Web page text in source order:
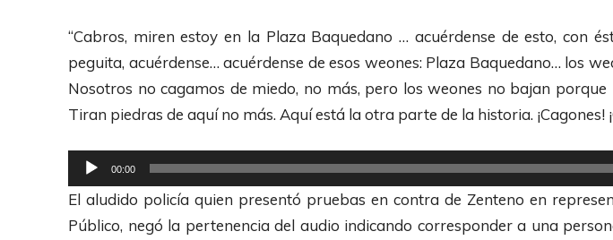
“Cabros, miren estoy en la Plaza Baquedano … acuérdense de esto, con
peguita, acuérdense… acuérdense de esos weones: Plaza Baquedano… los
Nosotros no cagamos de miedo, no más, pero los weones no bajan porque
Tiran piedras de aquí no más. Aquí está la otra parte de la historia. ¡Cagones!
e
00:00
El aludido policía quien presentó pruebas en contra de Zenteno en
Público, negó la pertenencia del audio indicando corresponder a una